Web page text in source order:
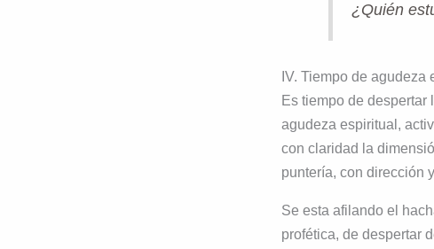
¿Quién
IV. Tiempo de agudeza
Es tiempo de
agudeza espiritual,
con claridad la
puntería, con dirección
Se esta afilando el
profética, de despertar